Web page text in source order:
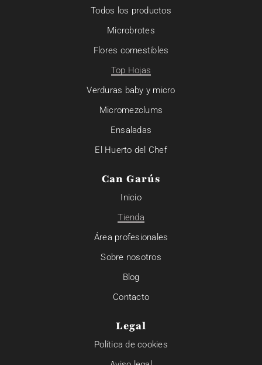
Todos los productos
Microbrotes
Flores comestibles
Top Hojas
Verduras baby y micro
Micromezclums
Ensaladas
El Huerto del Chef
Can Garús
Inicio
Tienda
Área profesionales
Sobre nosotros
Blog
Contacto
Legal
Política de cookies